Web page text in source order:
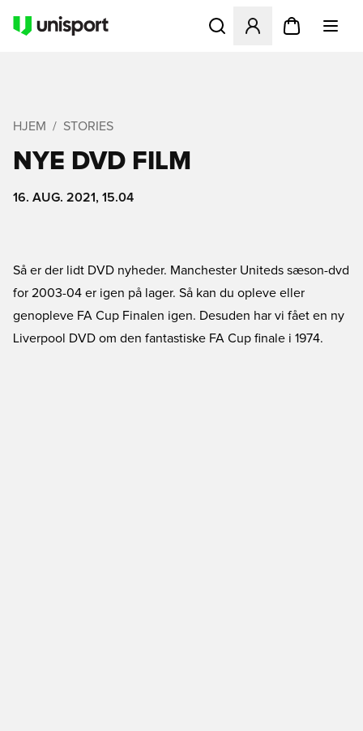
Åbner en Modal til at
HJEM STORIES
NYE DVD FILM
16. AUG. 2021, 15.04
Så er der lidt DVD nyheder. Manchester Uniteds sæson-dvd
for 2003-04 er igen på lager. Så kan du opleve eller
genopleve FA Cup Finalen igen. Desuden har vi fået en ny
Liverpool DVD om den fantastiske FA Cup finale i 1974.